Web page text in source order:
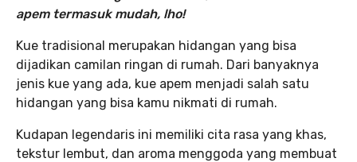
apem termasuk mudah, lho!
Kue tradisional merupakan hidangan yang bisa
dijadikan camilan ringan di rumah. Dari banyaknya
jenis kue yang ada, kue apem menjadi salah satu
hidangan yang bisa kamu nikmati di rumah.
Kudapan legendaris ini memiliki cita rasa yang khas,
tekstur lembut, dan aroma menggoda yang membuat